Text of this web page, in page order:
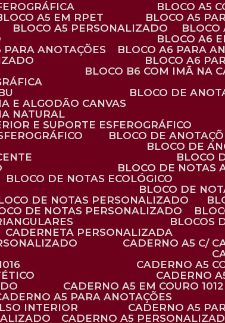
BLOCO A5
BLOCO A5 EM RPET
BLOCO A5
BLOCO A5 PERSONALIZADO
BLOCO A6
PARA ANOTAÇÕES
BLOCO A6 PARA
BLOCO A6
BLOCO B6 COM IMÃ NA
BLOCO DE
E ALGODÃO CANVAS
NATURAL
E SUPORTE ESFEROGRÁFICO
BLOCO DE
BLOCO DE
BLOCO DE
BLOCO DE NOTAS ECOLÓGICO
BLOCO DE
DE NOTAS PERSONALIZADO
DE NOTAS PERSONALIZADO
CADERNETA PERSONALIZADA
CADERNO A5 C/
CADERNO A5
CADERNO
CADERNO A5 EM COURO 1012
CADERNO A5 PARA ANOTAÇÕES
INTERIOR
CADERNO A5
CADERNO A5